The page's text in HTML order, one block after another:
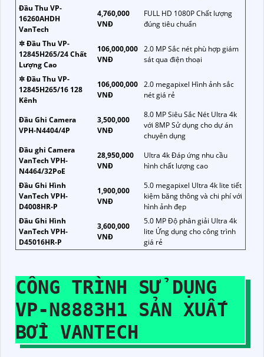
Đầu Thu VP-
16260AHDH
VanTech
4,760,000
VNĐ
FULL HD 1080P Chất lượng
đúng tiêu chuẩn
✲ Đầu Thu VP-
12845H265/24 Chất
Lượng Cao
106,000,000
VNĐ
2.0 MP Sắc nét phù hợp giám
sát qua điện thoại
✲ Đầu Thu VP-
12845H265/16 128
Kênh
106,000,000
VNĐ
2.0 megapixel Hình ảnh sắc
nét giá rẻ
Đầu Ghi Camera
VPH-N4404/4P
3,500,000
VNĐ
8.0 MP Siêu Sắc Nét Ultra 4k
với 8MP Sử dụng cho dự án
chuyên dụng
Đầu ghi Camera
VanTech VPH-
N4464/32PoE
28,950,000
VNĐ
Ultra 4k Đáp ứng nhu cầu
hình chất lượng cao
Đầu Ghi Hình
VanTech VPH-
D4008HR-P
1,900,000
VNĐ
5.0 megapixel Ultra 4k lite tiết
kiệm băng thông và chi phí với
hình ảnh đẹp
Đầu Ghi Hình
VanTech VPH-
D45016HR-P
3,600,000
VNĐ
5.0 MP Độ phân giải Ultra 4k
lite Ứng dụng cho công trình
giá rẻ
CÔNG TRÌNH SỬ DỤNG
VP-N8883H1 SẢN XUẤT
BỞI VANTECH